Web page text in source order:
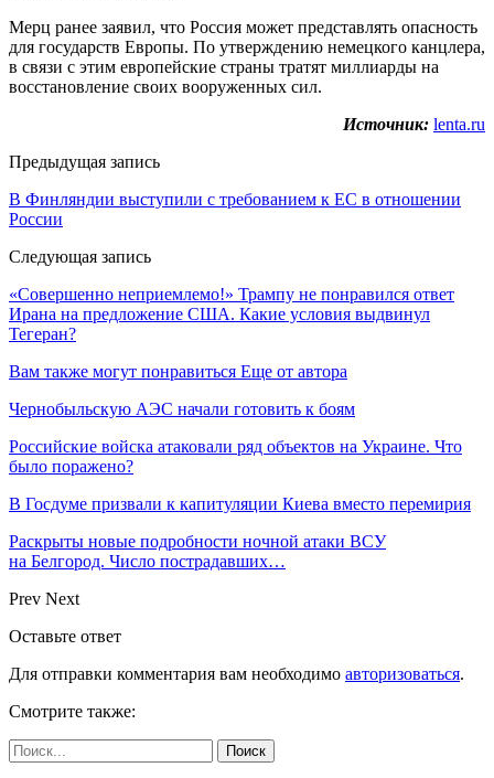
Мерц ранее заявил, что Россия может представлять опасность
для государств Европы. По утверждению немецкого канцлера,
в связи с этим европейские страны тратят миллиарды на
восстановление своих вооруженных сил.
Источник: lenta.ru
Предыдущая запись
В Финляндии выступили с требованием к ЕС в отношении
России
Следующая запись
«Совершенно неприемлемо!» Трампу не понравился ответ
Ирана на предложение США. Какие условия выдвинул
Тегеран?
Вам также могут понравиться Еще от автора
Чернобыльскую АЭС начали готовить к боям
Российские войска атаковали ряд объектов на Украине. Что
было поражено?
В Госдуме призвали к капитуляции Киева вместо перемирия
Раскрыты новые подробности ночной атаки ВСУ
на Белгород. Число пострадавших…
Prev Next
Оставьте ответ
Для отправки комментария вам необходимо авторизоваться.
Смотрите также: